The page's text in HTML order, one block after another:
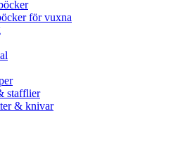
för vuxna
stafflier
& knivar